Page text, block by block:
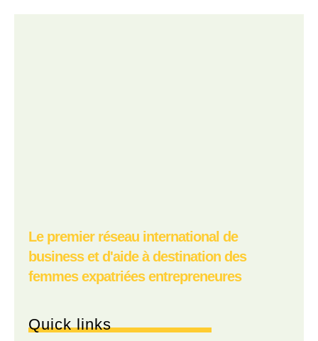
Le premier réseau international de
business et d'aide à destination des
femmes expatriées entrepreneures
Quick links